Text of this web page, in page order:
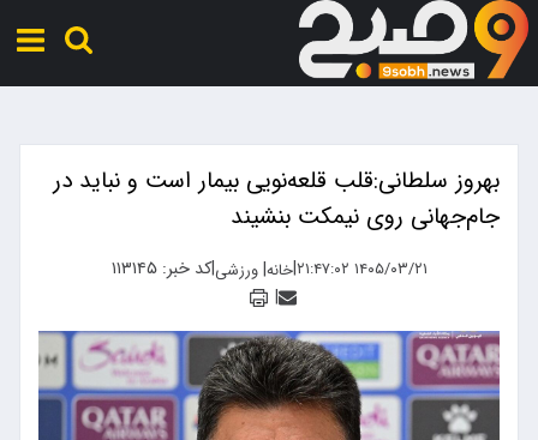
بهروز سلطانی:قلب قلعه‌نویی بیمار است و نباید در
جام‌جهانی روی نیمکت بنشیند
۱۴۰۵/۰۳/۲۱ ۲۱:۴۷:۰۲ |خانه|ورزشی|کد خبر: ۱۱۳۱۴۵
|